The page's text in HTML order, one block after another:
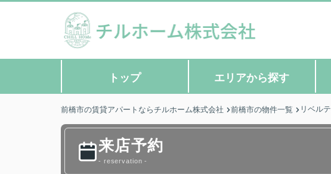
トップ エリアから探す
前橋市の賃貸アパートならチルホーム株式会社 前橋市の物件一覧 リベルテ
来店予約
- reservation -